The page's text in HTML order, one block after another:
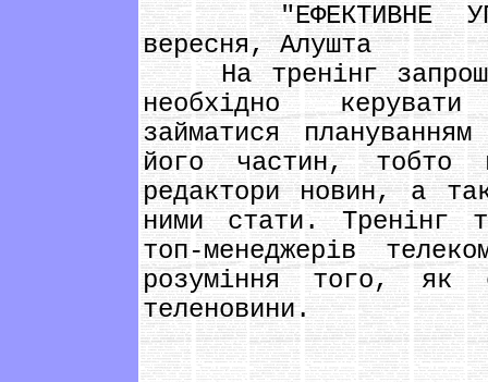
"ЕФЕКТИВНЕ
вересня, Алушта
На тренінг
необхідно
займатися
його частин, тобто
редактори новин, а
ними стати. Тренінг
топ-менеджерів
розуміння того, як
теленовини.